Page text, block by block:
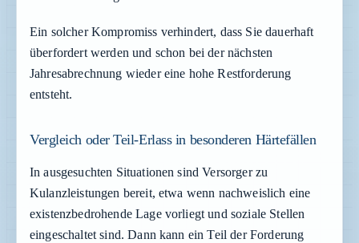
Ein solcher Kompromiss verhindert, dass Sie dauerhaft
überfordert werden und schon bei der nächsten
Jahresabrechnung wieder eine hohe Restforderung
entsteht.
Vergleich oder Teil-Erlass in besonderen Härtefällen
In ausgesuchten Situationen sind Versorger zu
Kulanzleistungen bereit, etwa wenn nachweislich eine
existenzbedrohende Lage vorliegt und soziale Stellen
eingeschaltet sind. Dann kann ein Teil der Forderung